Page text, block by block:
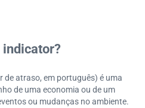
indicator?
atraso, em português) é uma
de uma economia ou de um
ou mudanças no ambiente.